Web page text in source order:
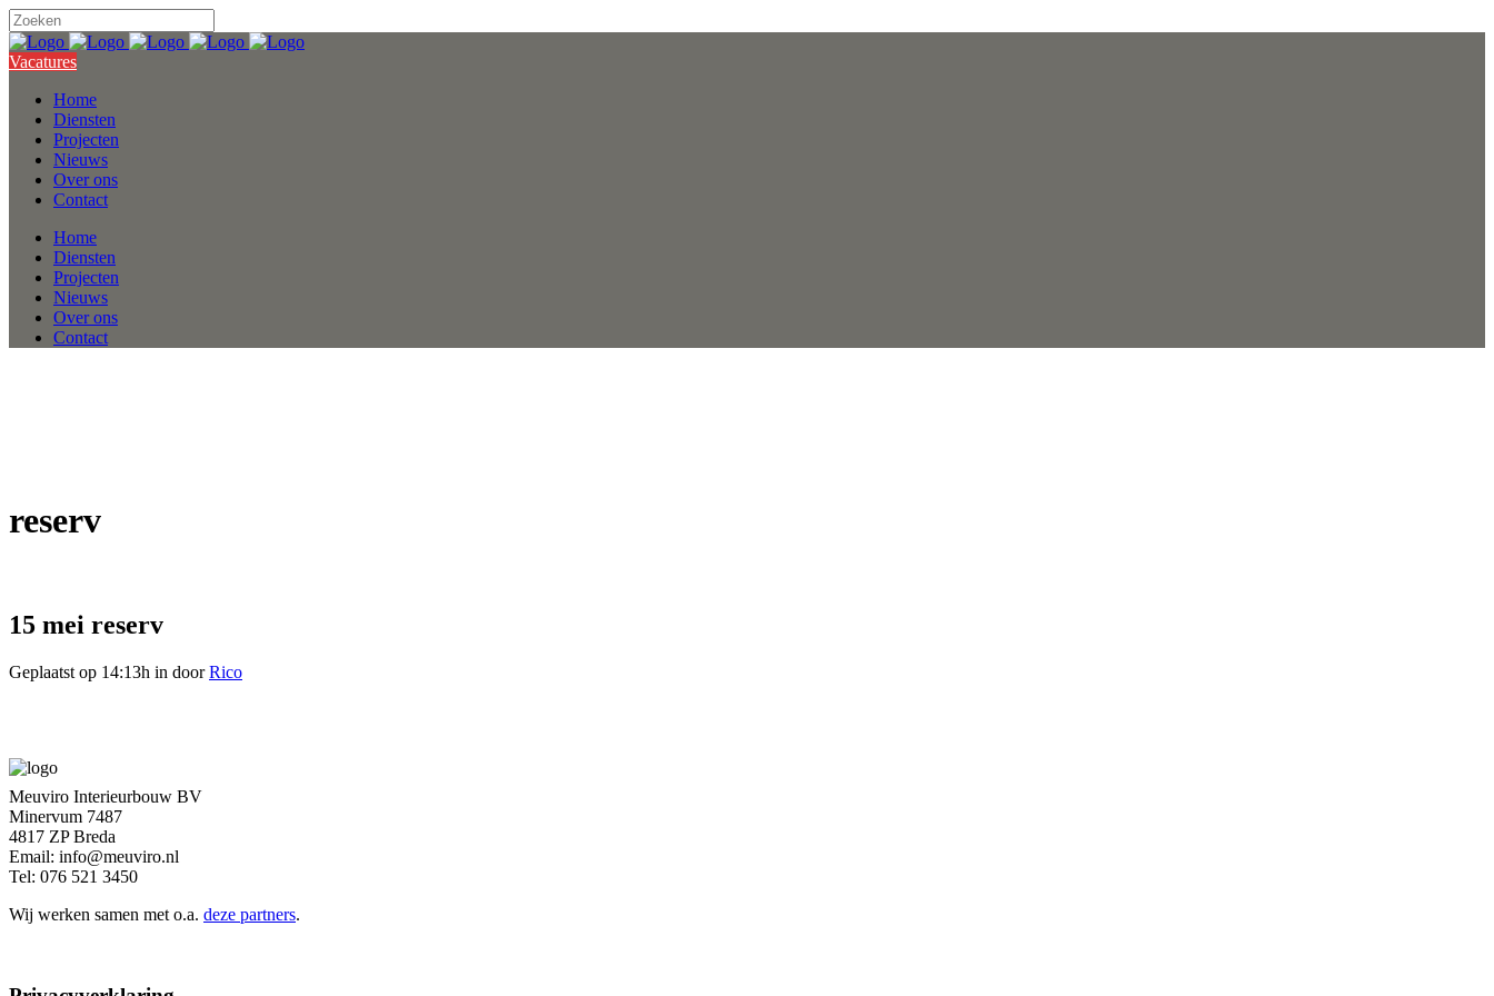
Vacatures
Home
Diensten
Projecten
Nieuws
Over ons
Contact
Home
Diensten
Projecten
Nieuws
Over ons
Contact
reserv
15 mei reserv
Geplaatst op 14:13h in doorRico
Meuviro Interieurbouw BV
Minervum 7487
4817 ZP Breda
Email: info@meuviro.nl
Tel: 076 521 3450
Wij werken samen met o.a. deze partners.